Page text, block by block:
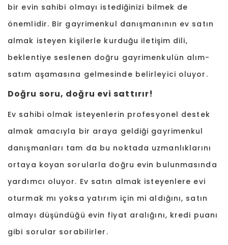
bir evin sahibi olmayı istediğinizi bilmek de
önemlidir. Bir gayrimenkul danışmanının ev satın
almak isteyen kişilerle kurduğu iletişim dili,
beklentiye seslenen doğru gayrimenkulün alım-
satım aşamasına gelmesinde belirleyici oluyor.
Doğru soru, doğru evi sattırır!
Ev sahibi olmak isteyenlerin profesyonel destek
almak amacıyla bir araya geldiği gayrimenkul
danışmanları tam da bu noktada uzmanlıklarını
ortaya koyan sorularla doğru evin bulunmasında
yardımcı oluyor. Ev satın almak isteyenlere evi
oturmak mı yoksa yatırım için mi aldığını, satın
almayı düşündüğü evin fiyat aralığını, kredi puanı
gibi sorular sorabilirler.